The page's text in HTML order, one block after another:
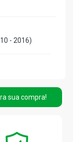
- 2016)
sua compra!